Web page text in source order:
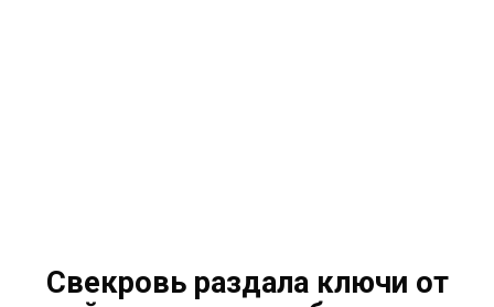
Свекровь раздала ключи от